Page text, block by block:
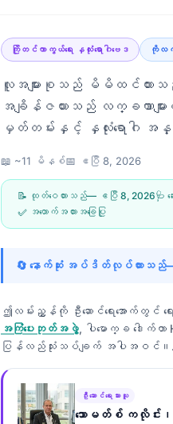
ကြိုတင်ကာကွယ်ရေး နှလုံးရောဂါဗေဒ ကိုလက်
လူအများစုသည် မိမိထင်ထား
အချိန်ဇယားသည် လက္ခဏာမျ
မှတ်တမ်းနှင့် နှလုံးရောဂါ
📖 ~11 မိနစ်📅 ဧပြီ 8, 2026
📝 ထုတ်ဝေထားသည်— ဧပြီ 8, 2026🩺
✅ အထောက်အထားအခြေပြု
🔄 နောက်ဆုံး အပ်ဒိတ်လုပ်ထားသည်
ဤလမ်းညွှန်ကို ဦးဆောင်ရေးအောက်တွင် ရေ
အကြံပေးဘုတ်အဖွဲ့, ပါမောက္ခ ဒေါက်တ
ပြန်လည်သုံးသပ်ချက် အပါအဝင်။.
ဦးဆောင်ရေးသားသူ
သောမတ်စ် ကလိုင်း၊